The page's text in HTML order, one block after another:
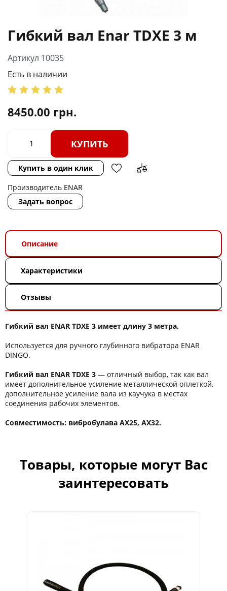
Гибкий вал Enar TDXE 3 м
Артикул 10035
Есть в наличии
8450.00 грн.
КУПИТЬ
Купить в один клик
Производитель ENAR
Задать вопрос
Описание
Характеристики
Отзывы
Гибкий вал ENAR TDXE 3 имеет длину 3 метрa.
Используется для ручного глубинного вибратора ENAR
DINGO.
Гибкий вал ENAR TDXE 3 ― отличный выбор, так как вал
имеет дополнительное усиление металлической оплеткой,
дополнительное усиление вала из каучука в местах
соединения рабочих элементов.
Совместимость: вибробулава AX25, AX32.
Товары, которые могут Вас
заинтересовать